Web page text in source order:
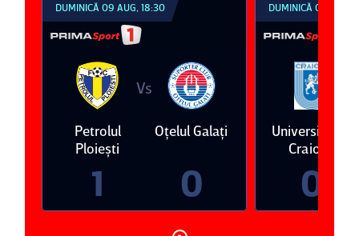
DUMINICĂ 09 AUG, 18:30
Petrolul
Ploieşti
1
Vs
Oţelul Galaţi
0
DUMINICĂ 09 AUG,
Universitatea
Craiova
0